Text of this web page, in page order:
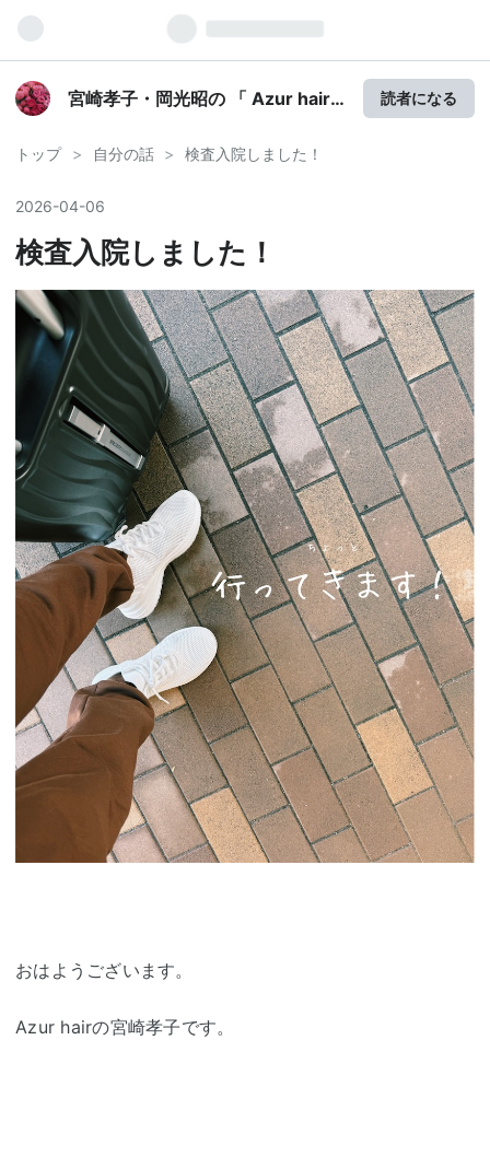
宮崎孝子・岡光昭の 「 Azur hair
読者になる
トップ > 自分の話 > 検査入院しました！
2026-04-06
検査入院しました！
おはようございます。
Azur hairの宮崎孝子です。